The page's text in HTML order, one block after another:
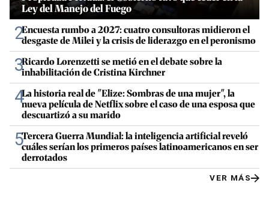
Ley del Manejo del Fuego
2Encuesta rumbo a 2027: cuatro consultoras midieron el
desgaste de Milei y la crisis de liderazgo en el peronismo
3Ricardo Lorenzetti se metió en el debate sobre la
inhabilitación de Cristina Kirchner
4La historia real de "Elize: Sombras de una mujer", la
nueva película de Netflix sobre el caso de una esposa que
descuartizó a su marido
5Tercera Guerra Mundial: la inteligencia artificial reveló
cuáles serían los primeros países latinoamericanos en ser
derrotados
VER MÁS